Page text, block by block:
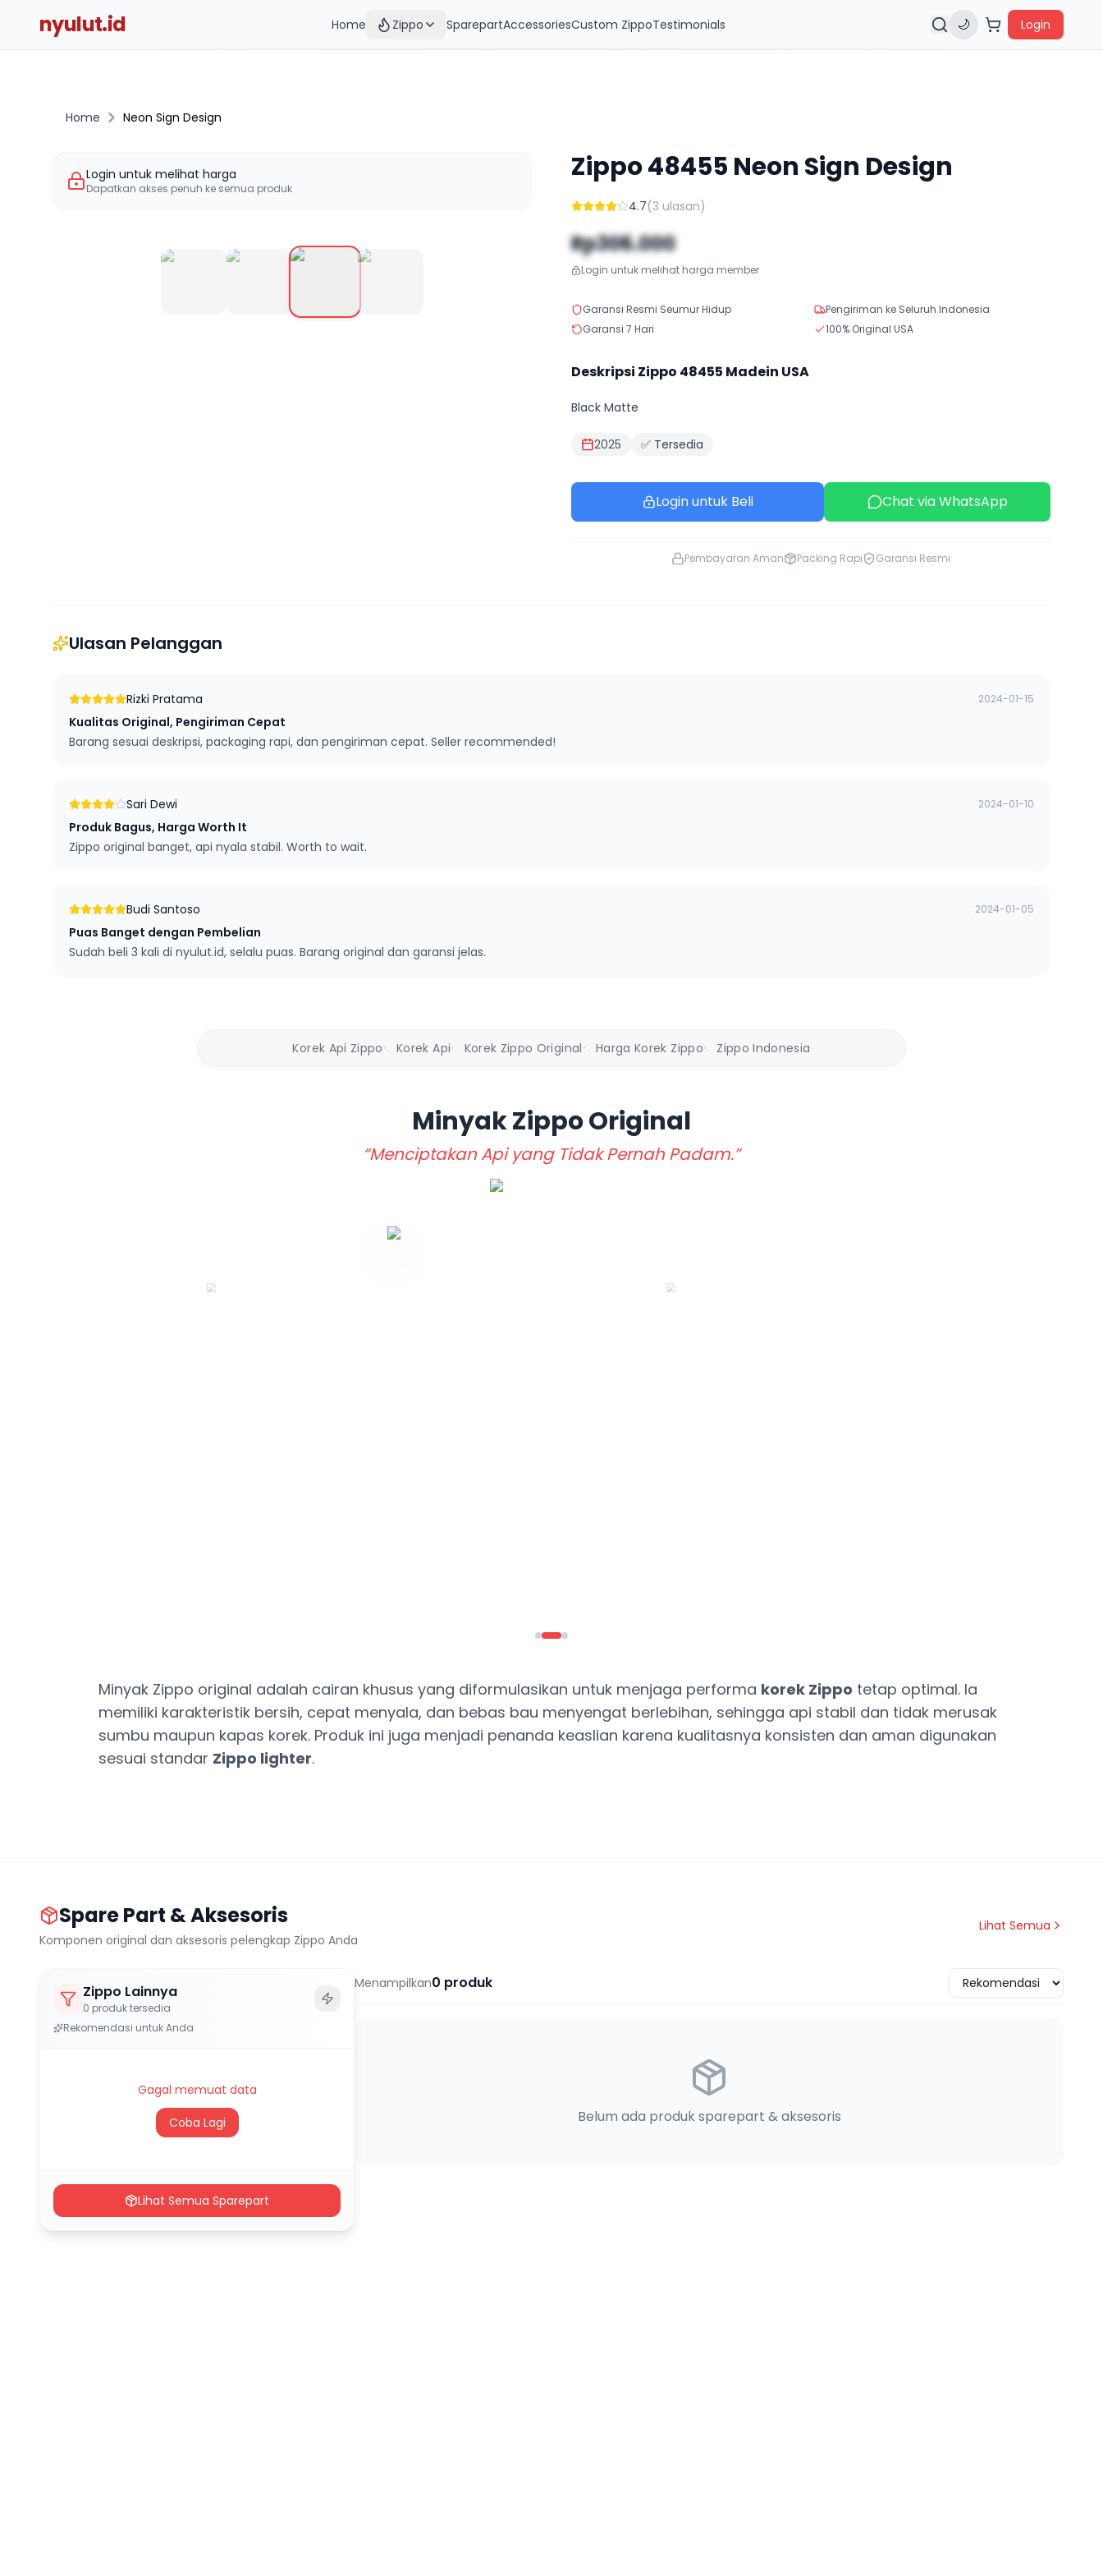
nyulut.id Home Zippo SparepartAccessoriesCustom ZippoTestimonials 🌙 Login
Home Neon Sign Design
Login untuk melihat harga
Dapatkan akses penuh ke semua produk
Zippo48455 Neon Sign Design
4.7(3 ulasan)
Rp306.000
Login untuk melihat harga member
Garansi Resmi Seumur Hidup
Pengiriman ke Seluruh Indonesia
Garansi 7 Hari
100% Original USA
Deskripsi Zippo 48455 Madein USA
Black Matte
2025 ✅ Tersedia
Login untuk Beli Chat via WhatsApp
Pembayaran Aman Packing Rapi Garansi Resmi
Ulasan Pelanggan
Rizki Pratama 2024-01-15
Kualitas Original, Pengiriman Cepat
Barang sesuai deskripsi, packaging rapi, dan pengiriman cepat. Seller recommended!
Sari Dewi 2024-01-10
Produk Bagus, Harga Worth It
Zippo original banget, api nyala stabil. Worth to wait.
Budi Santoso 2024-01-05
Puas Banget dengan Pembelian
Sudah beli 3 kali di nyulut.id, selalu puas. Barang original dan garansi jelas.
Korek Api Zippo • Korek Api• Korek Zippo Original • Harga Korek Zippo• Zippo Indonesia
Minyak ZippoOriginal
“Menciptakan Api yang Tidak Pernah Padam.”
Minyak Zippo original adalah cairan khusus yang diformulasikan untuk menjaga performa korek Zippo tetap optimal. Ia
memiliki karakteristik bersih, cepat menyala, dan bebas bau menyengat berlebihan, sehingga api stabil dan tidak merusak
sumbu maupun kapas korek. Produk ini juga menjadi penanda keaslian karena kualitasnya konsisten dan aman digunakan
sesuai standar Zippo lighter.
Spare Part & Aksesoris
Komponen original dan aksesoris pelengkap Zippo Anda
Lihat Semua
Zippo Lainnya
0 produk tersedia
Rekomendasi untuk Anda
Gagal memuat data
Coba Lagi
Lihat Semua Sparepart
Menampilkan0 produk
Belum ada produk sparepart & aksesoris